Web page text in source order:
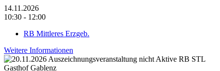
14.11.2026
10:30 - 12:00
RB Mittleres Erzgeb.
Weitere Informationen